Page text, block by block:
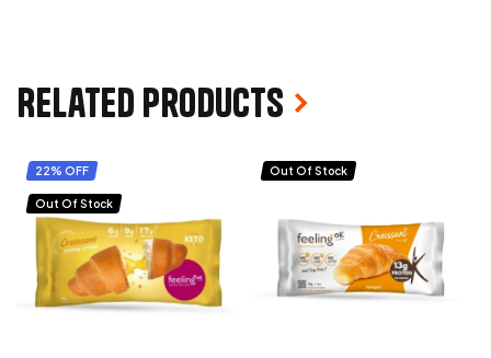
Related products
22% OFF
Out Of Stock
Out Of Stock